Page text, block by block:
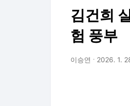
김건희
험 풍부
이승연 2026. 1.